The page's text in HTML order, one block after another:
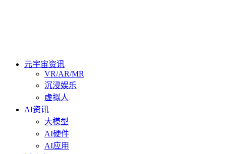
元宇宙资讯
VR/AR/MR
沉浸娱乐
虚拟人
AI资讯
大模型
AI硬件
AI应用